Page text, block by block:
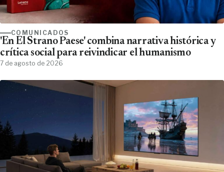
COMUNICADOS
'En El Strano Paese' combina narrativa histórica y
crítica social para reivindicar el humanismo
7 de agosto de 2026